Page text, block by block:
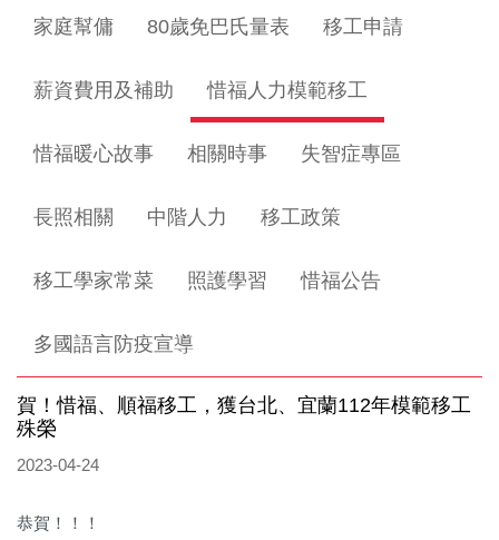
家庭幫傭 80歲免巴氏量表 移工申請
薪資費用及補助 惜福人力模範移工
惜福暖心故事 相關時事 失智症專區
長照相關 中階人力 移工政策
移工學家常菜 照護學習 惜福公告
多國語言防疫宣導
賀！惜福、順福移工，獲台北、宜蘭112年模範移工
殊榮
2023-04-24
恭賀！！！